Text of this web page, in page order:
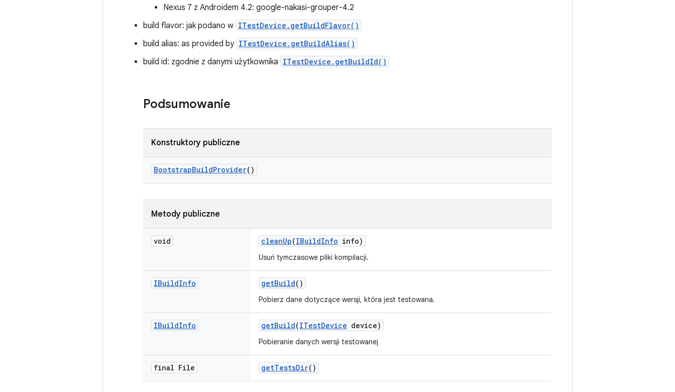
Nexus 7 z Androidem 4.2: google-nakasi-grouper-4.2
build flavor: jak podano w ITestDevice.getBuildFlavor()
build alias: as provided by ITestDevice.getBuildAlias()
build id: zgodnie z danymi użytkownika ITestDevice.getBuildId()
Podsumowanie
Konstruktory publiczne
BootstrapBuildProvider()
Metody publiczne
void cleanUp(IBuildInfo info)
Usuń tymczasowe pliki kompilacji.
IBuildInfo getBuild()
Pobierz dane dotyczące wersji, która jest testowana.
IBuildInfo getBuild(ITestDevice device)
Pobieranie danych wersji testowanej
final File getTestsDir()